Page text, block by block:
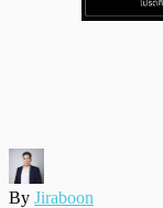
By Jiraboon